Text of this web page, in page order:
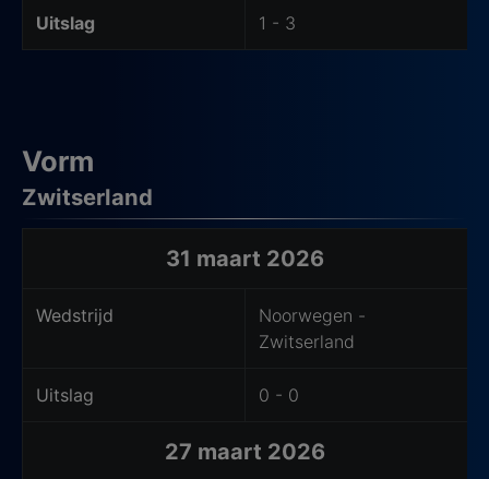
Uitslag 1 - 3
Vorm
Zwitserland
31 maart 2026
Wedstrijd
Noorwegen -
Zwitserland
Uitslag 0 - 0
27 maart 2026